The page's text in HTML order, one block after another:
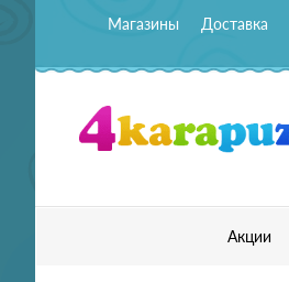
Магазины Доставка
Акции